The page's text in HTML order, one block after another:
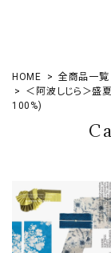
HOME 全商品一覧
＜阿波しじら＞盛
100%)